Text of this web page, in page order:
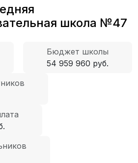
школа №47
Бюджет школы
54 959 960 руб.